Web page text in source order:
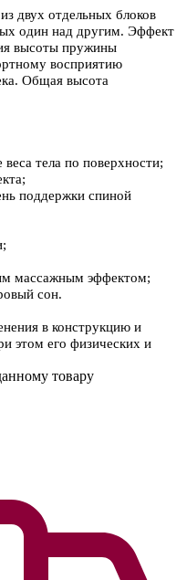
двух отдельных блоков
один над другим. Эффект
высоты пружины
восприятию
Общая высота
тела по поверхности;
поддержки спиной
массажным эффектом;
сон.
в конструкцию и
этом его физических и
товару